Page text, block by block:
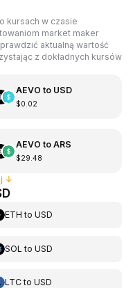
kursach w czasie
market maker
aktualną wartość
z dokładnych kursów
AEVO to USD
$0.02
AEVO to ARS
$29.48
↓
ETH toUSD
SOL toUSD
LTCtoUSD